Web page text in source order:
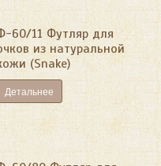
60/11 Футляр для
из натуральной
(Snake)
Детальнее